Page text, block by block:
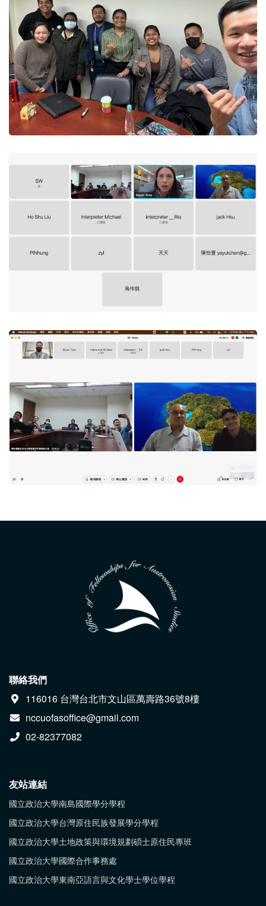
聯絡我們
116016 台灣台北市文山區萬壽路36號8樓
nccuofasoffice@gmail.com
02-82377082
友站連結
國立政治大學南島國際學分學程
國立政治大學台灣原住民族發展學分學程
國立政治大學土地政策與環境規劃碩士原住民專班
國立政治大學國際合作事務處
國立政治大學東南亞語言與文化學士學位學程